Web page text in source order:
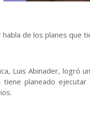
de los planes que
Luis Abinader, logró
planeado ejecutar